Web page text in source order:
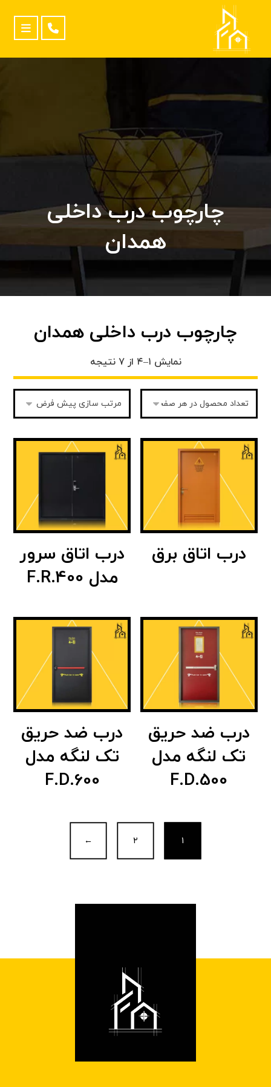
چارچوب درب داخلی
همدان
چارچوب درب داخلی همدان
نمایش ۱–۴ از ۷ نتیجه
درب اتاق برق
درب اتاق سرور
مدل F.R.400
درب ضد حریق
تک لنگه مدل
F.D.500
درب ضد حریق
تک لنگه مدل
F.D.600
۱ ۲ ←